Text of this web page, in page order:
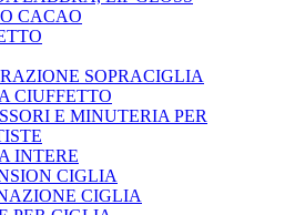
CACAO
SOPRACIGLIA
CIUFFETTO
E MINUTERIA PER
INTERE
CIGLIA
CIGLIA